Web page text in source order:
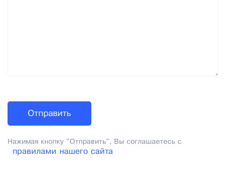
Нажимая кнопку "Отправить", Вы соглашаетесь с
правилами нашего сайта